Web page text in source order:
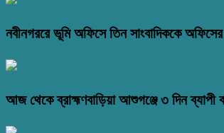
নবীনগররে ভূমি অফিসে তিন সাংবাদিককে
আজ থেকে ব্রাহ্মণবাড়িয়া আশুগঞ্জে ৩ দিন ব্যাপী